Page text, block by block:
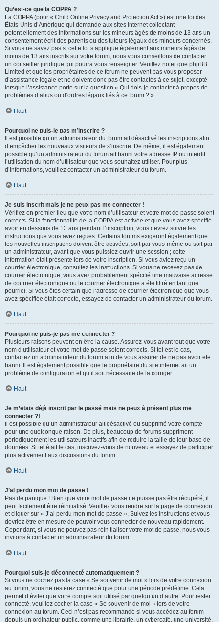
Qu’est-ce que la COPPA ?
La COPPA (pour « Child Online Privacy and Protection Act ») est une loi des
États-Unis d’Amérique qui demande aux sites internet collectant
potentiellement des informations sur les mineurs âgés de moins de 13 ans un
consentement écrit des parents ou des tuteurs légaux des mineurs concernés.
Si vous ne savez pas si cette loi s’applique également aux mineurs âgés de
moins de 13 ans inscrits sur votre forum, nous vous conseillons de contacter
un conseiller juridique qui pourra vous renseigner. Veuillez noter que phpBB
Limited et que les propriétaires de ce forum ne peuvent pas vous proposer
d’assistance légale et ne doivent donc pas être contactés à ce sujet, excepté
lorsque l’assistance porte sur la question « Qui dois-je contacter à propos de
problèmes d’abus ou d’ordres légaux liés à ce forum ? ».
Haut
Pourquoi ne puis-je pas m’inscrire ?
Il est possible qu’un administrateur du forum ait désactivé les inscriptions afin
d’empêcher les nouveaux visiteurs de s’inscrire. De même, il est également
possible qu’un administrateur du forum ait banni votre adresse IP ou interdit
l’utilisation du nom d’utilisateur que vous souhaitez utiliser. Pour plus
d’informations, veuillez contacter un administrateur du forum.
Haut
Je suis inscrit mais je ne peux pas me connecter !
Vérifiez en premier lieu que votre nom d’utilisateur et votre mot de passe soient
corrects. Si la fonctionnalité de la COPPA est activée et que vous avez spécifié
avoir en dessous de 13 ans pendant l’inscription, vous devrez suivre les
instructions que vous avez reçues. Certains forums exigeront également que
les nouvelles inscriptions doivent être activées, soit par vous-même ou soit par
un administrateur, avant que vous puissiez ouvrir une session ; cette
information était présente lors de votre inscription. Si vous aviez reçu un
courrier électronique, consultez les instructions. Si vous ne recevez pas de
courrier électronique, vous avez probablement spécifié une mauvaise adresse
de courrier électronique ou le courrier électronique a été filtré en tant que
pourriel. Si vous êtes certain que l’adresse de courrier électronique que vous
avez spécifiée était correcte, essayez de contacter un administrateur du forum.
Haut
Pourquoi ne puis-je pas me connecter ?
Plusieurs raisons peuvent en être la cause. Assurez-vous avant tout que votre
nom d’utilisateur et votre mot de passe soient corrects. Si tel est le cas,
contactez un administrateur du forum afin de vous assurer de ne pas avoir été
banni. Il est également possible que le propriétaire du site internet ait un
problème de configuration et qu’il soit nécessaire de la corriger.
Haut
Je m’étais déjà inscrit par le passé mais ne peux à présent plus me
connecter ?!
Il est possible qu’un administrateur ait désactivé ou supprimé votre compte
pour une quelconque raison. De plus, beaucoup de forums suppriment
périodiquement les utilisateurs inactifs afin de réduire la taille de leur base de
données. Si tel était le cas, inscrivez-vous de nouveau et essayez de participer
plus activement aux discussions du forum.
Haut
J’ai perdu mon mot de passe !
Pas de panique ! Bien que votre mot de passe ne puisse pas être récupéré, il
peut facilement être réinitialisé. Veuillez vous rendre sur la page de connexion
et cliquer sur « J’ai perdu mon mot de passe ». Suivez les instructions et vous
devriez être en mesure de pouvoir vous connecter de nouveau rapidement.
Cependant, si vous ne pouvez pas réinitialiser votre mot de passe, nous vous
invitons à contacter un administrateur du forum.
Haut
Pourquoi suis-je déconnecté automatiquement ?
Si vous ne cochez pas la case « Se souvenir de moi » lors de votre connexion
au forum, vous ne resterez connecté que pour une période prédéfinie. Cela
permet d’éviter que votre compte soit utilisé par quelqu’un d’autre. Pour rester
connecté, veuillez cocher la case « Se souvenir de moi » lors de votre
connexion au forum. Ceci n’est pas recommandé si vous accédez au forum
depuis un ordinateur public, comme une librairie, un cybercafé, une université,